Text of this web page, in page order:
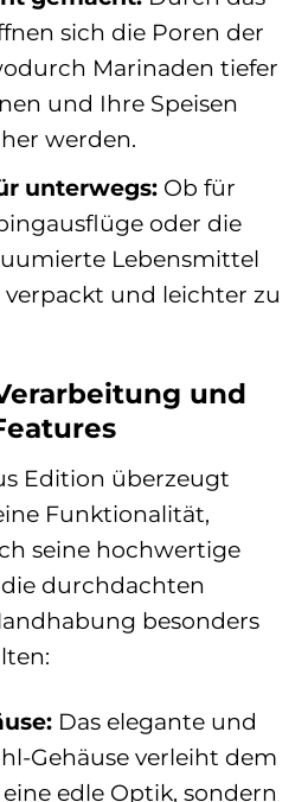
sich die Poren der
Marinaden tiefer
und Ihre Speisen
werden.
unterwegs:Ob für
oder die
Lebensmittel
und leichter zu
und
Edition überzeugt
Funktionalität,
seine hochwertige
durchdachten
besonders
Das elegante und
Gehäuse verleiht dem
edle Optik, sondern